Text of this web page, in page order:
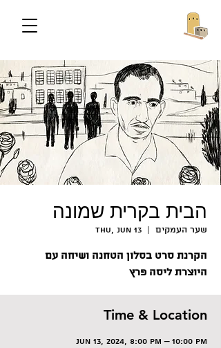
הבית בקרית שמונה
Thu, Jun 13
  |
שער העמקים
הקרנת סרט בסלון הטחנה ושיחה עם
היוצרת ליסה פרץ
Time & Location
Jun 13, 2024, 8:00 PM – 10:00 PM